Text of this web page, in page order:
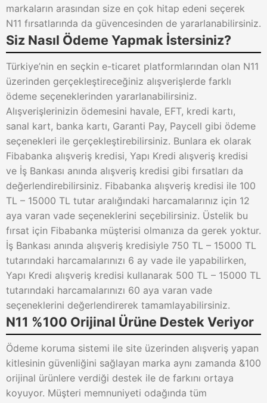
markaların arasından size en çok hitap edeni seçerek
N11 fırsatlarında da güvencesinden de yararlanabilirsiniz.
Siz Nasıl Ödeme Yapmak İstersiniz?
Türkiye’nin en seçkin e-ticaret platformlarından olan N11
üzerinden gerçekleştireceğiniz alışverişlerde farklı
ödeme seçeneklerinden yararlanabilirsiniz.
Alışverişlerinizin ödemesini havale, EFT, kredi kartı,
sanal kart, banka kartı, Garanti Pay, Paycell gibi ödeme
seçenekleri ile gerçekleştirebilirsiniz. Bunlara ek olarak
Fibabanka alışveriş kredisi, Yapı Kredi alışveriş kredisi
ve İş Bankası anında alışveriş kredisi gibi fırsatları da
değerlendirebilirsiniz. Fibabanka alışveriş kredisi ile 100
TL – 15000 TL tutar aralığındaki harcamalarınız için 12
aya varan vade seçeneklerini seçebilirsiniz. Üstelik bu
fırsat için Fibabanka müşterisi olmanıza da gerek yoktur.
İş Bankası anında alışveriş kredisiyle 750 TL – 15000 TL
tutarındaki harcamalarınızı 6 ay vade ile yapabilirken,
Yapı Kredi alışveriş kredisi kullanarak 500 TL – 15000 TL
tutarındaki harcamalarınızı 60 aya varan vade
seçeneklerini değerlendirerek tamamlayabilirsiniz.
N11 %100 Orijinal Ürüne Destek Veriyor
Ödeme koruma sistemi ile site üzerinden alışveriş yapan
kitlesinin güvenliğini sağlayan marka aynı zamanda &100
orijinal ürünlere verdiği destek ile de farkını ortaya
koyuyor. Müşteri memnuniyeti odağında tüm